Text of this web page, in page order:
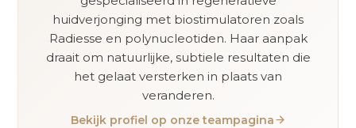
huidverjonging met biostimulatoren zoals
Radiesse en polynucleotiden. Haar aanpak
draait om natuurlijke, subtiele resultaten die
het gelaat versterken in plaats van
veranderen.
Bekijk profiel op onze teampagina